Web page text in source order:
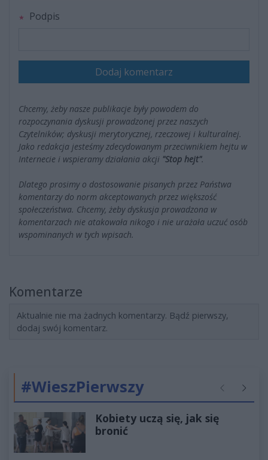
Podpis
Dodaj komentarz
Chcemy, żeby nasze publikacje były powodem do
rozpoczynania dyskusji prowadzonej przez naszych
Czytelników; dyskusji merytorycznej, rzeczowej i kulturalnej.
Jako redakcja jesteśmy zdecydowanym przeciwnikiem hejtu w
Internecie i wspieramy działania akcji "Stop hejt".
Dlatego prosimy o dostosowanie pisanych przez Państwa
komentarzy do norm akceptowanych przez większość
społeczeństwa. Chcemy, żeby dyskusja prowadzona w
komentarzach nie atakowała nikogo i nie urażała uczuć osób
wspominanych w tych wpisach.
Komentarze
Aktualnie nie ma żadnych komentarzy. Bądź pierwszy,
dodaj swój komentarz.
#WieszPierwszy Poprzednie
Kobiety uczą się, jak się
bronić